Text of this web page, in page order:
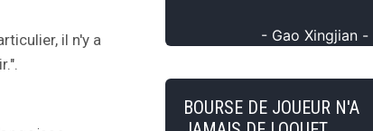
il n'y a
- Gao Xingjian -
BOURSE DE JOUEUR N'A